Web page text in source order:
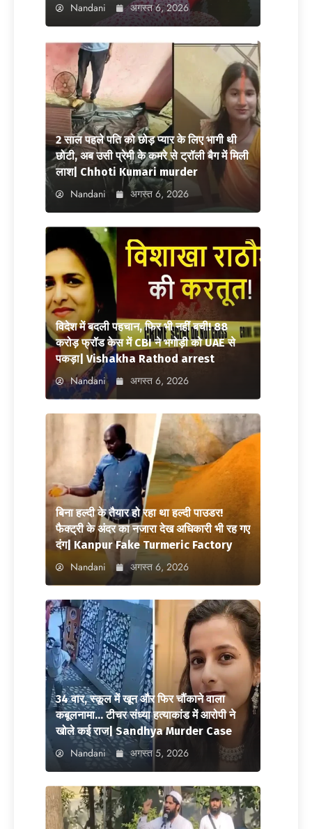
Nandani अगस्त 6, 2026
2 साल पहले पति को छोड़ प्यार के लिए भागी थी
छोटी, अब उसी प्रेमी के कमरे से ट्रॉली बैग में मिली
लाश| Chhoti Kumari murder
Nandani अगस्त 6, 2026
विदेश में बदली पहचान, फिर भी नहीं बची! 88
करोड़ फ्रॉड केस में CBI ने भगोड़ी को UAE से
पकड़ा| Vishakha Rathod arrest
Nandani अगस्त 6, 2026
बिना हल्दी के तैयार हो रहा था हल्दी पाउडर!
फैक्ट्री के अंदर का नजारा देख अधिकारी भी रह गए
दंग| Kanpur Fake Turmeric Factory
Nandani अगस्त 6, 2026
34 वार, स्कूल में खून और फिर चौंकाने वाला
कबूलनामा… टीचर संध्या हत्याकांड में आरोपी ने
खोले कई राज| Sandhya Murder Case
Nandani अगस्त 5, 2026